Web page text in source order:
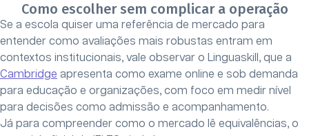
Como escolher sem complicar a operação
Se a escola quiser uma referência de mercado para
entender como avaliações mais robustas entram em
contextos institucionais, vale observar o Linguaskill, que a
Cambridge apresenta como exame online e sob demanda
para educação e organizações, com foco em medir nível
para decisões como admissão e acompanhamento.
Já para compreender como o mercado lê equivalências, o